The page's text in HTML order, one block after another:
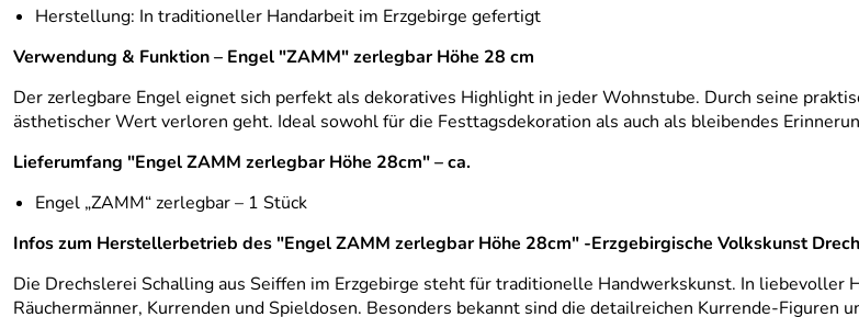
Herstellung: In traditioneller Handarbeit im Erzgebirge gefertigt
Verwendung & Funktion – Engel "ZAMM" zerlegbar Höhe 28 cm
Der zerlegbare Engel eignet sich perfekt als dekoratives Highlight in jeder Wohnstube. Durch seine
ästhetischer Wert verloren geht. Ideal sowohl für die Festtagsdekoration als auch als bleibendes
Lieferumfang "Engel ZAMM zerlegbar Höhe 28cm" – ca.
Engel „ZAMM“ zerlegbar – 1 Stück
Infos zum Herstellerbetrieb des "Engel ZAMM zerlegbar Höhe 28cm" -Erzgebirgische Volkskunst
Die Drechslerei Schalling aus Seiffen im Erzgebirge steht für traditionelle Handwerkskunst. In
Räuchermänner, Kurrenden und Spieldosen. Besonders bekannt sind die detailreichen Kurrende-Figuren